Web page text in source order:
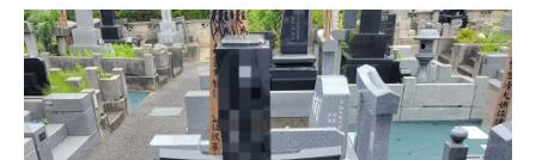
使用規約の見落としがちな落とし穴とその
対策
墓地選びで注意したい管理料や手続きの実際
松戸市でお墓購入時に確認すべき管理料の